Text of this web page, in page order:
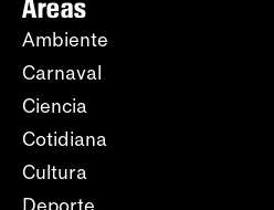
Áreas
Ambiente
Carnaval
Ciencia
Cotidiana
Cultura